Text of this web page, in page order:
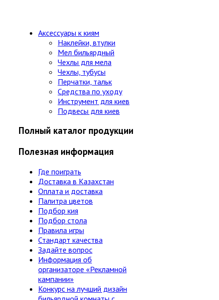
Аксессуары к киям
Наклейки, втулки
Мел бильярдный
Чехлы для мела
Чехлы, тубусы
Перчатки, тальк
Средства по уходу
Инструмент для киев
Подвесы для киев
Полный каталог продукции
Полезная информация
Где поиграть
Доставка в Казахстан
Оплата и доставка
Палитра цветов
Подбор кия
Подбор стола
Правила игры
Стандарт качества
Задайте вопрос
Информация об
организаторе «Рекламной
кампании»
Конкурс на лучший дизайн